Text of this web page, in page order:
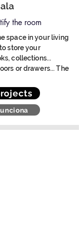
the room
space in your living
store your
collections...
or drawers... The